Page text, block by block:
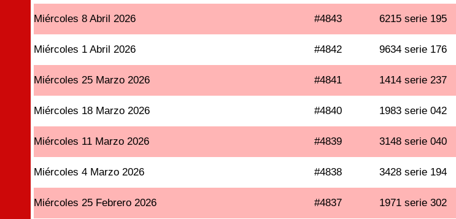
Miércoles 8 Abril 2026 #4843 6215 serie 195
Miércoles 1 Abril 2026 #4842 9634 serie 176
Miércoles 25 Marzo 2026 #4841 1414 serie 237
Miércoles 18 Marzo 2026 #4840 1983 serie 042
Miércoles 11 Marzo 2026 #4839 3148 serie 040
Miércoles 4 Marzo 2026 #4838 3428 serie 194
Miércoles 25 Febrero 2026 #4837 1971 serie 302